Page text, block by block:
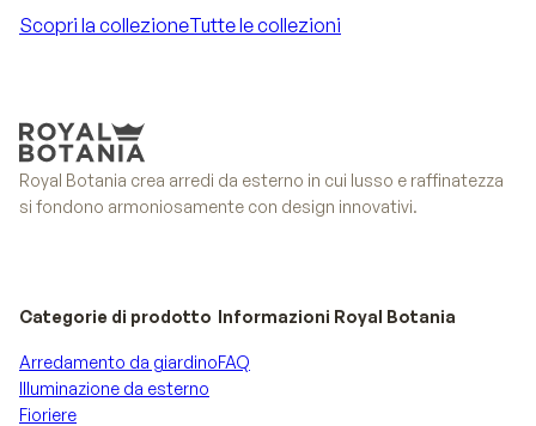
Scopri la collezioneTutte le collezioni
Royal Botania crea arredi da esterno in cui lusso e raffinatezza
si fondono armoniosamente con design innovativi.
Categorie di prodotto
Arredamento da giardino
Illuminazione da esterno
Fioriere
Informazioni Royal Botania
FAQ